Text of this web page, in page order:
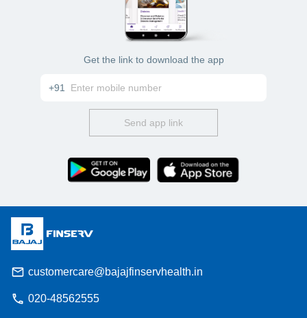
Get the link to download the app
+91
Send app link
customercare@bajajfinservhealth.in
020-48562555